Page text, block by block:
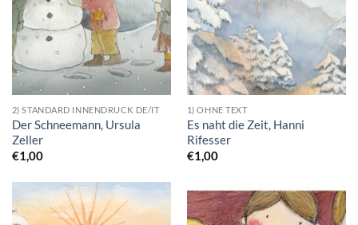
2) STANDARD INNENDRUCK DE/IT
Der Schneemann, Ursula
Zeller
€1,00
1) OHNE TEXT
Es naht die Zeit, Hanni
Rifesser
€1,00